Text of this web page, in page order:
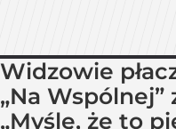
Widzowie
„Na Wspólnej”
„Myślę, że to